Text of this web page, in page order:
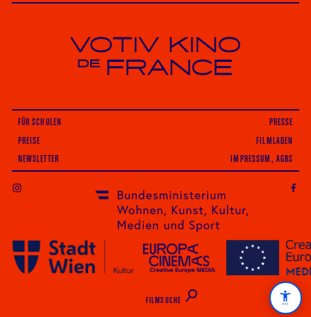
Votiv Kino und Kino De France in Wien
FÜR SCHULEN
PRESSE
PREISE
FILMLADEN
NEWSLETTER IMPRESSUM, AGBS
FILMSUCHE